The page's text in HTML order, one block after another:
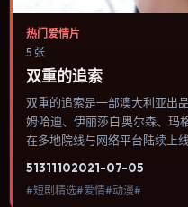
热门爱情片
5 张
双重的追索
双重的追索是一部澳大利亚出
姆·哈迪、伊丽莎白·奥尔森、
在多地院线与网络平台陆续上
与情节推进，节奏与视听语言
51311102021-07-05
#短剧精选#爱情#动漫#